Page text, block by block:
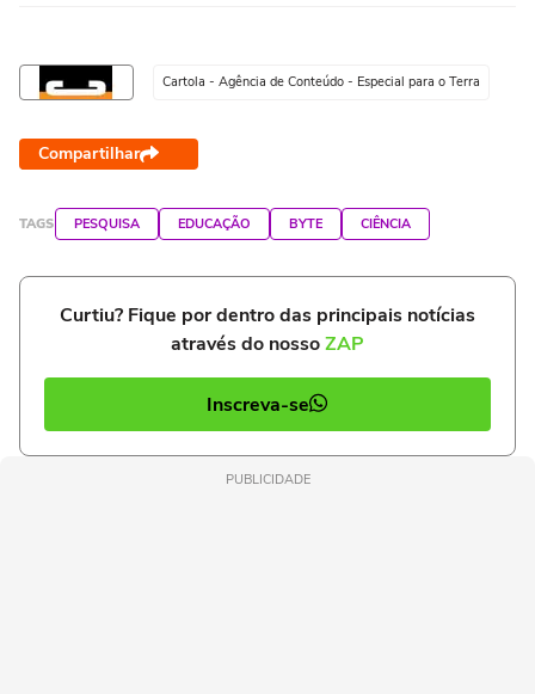
Cartola - Agência de Conteúdo - Especial para o Terra
Compartilhar
TAGS PESQUISA EDUCAÇÃO BYTE CIÊNCIA
Curtiu? Fique por dentro das principais notícias
através do nossoZAP
Inscreva-se
PUBLICIDADE